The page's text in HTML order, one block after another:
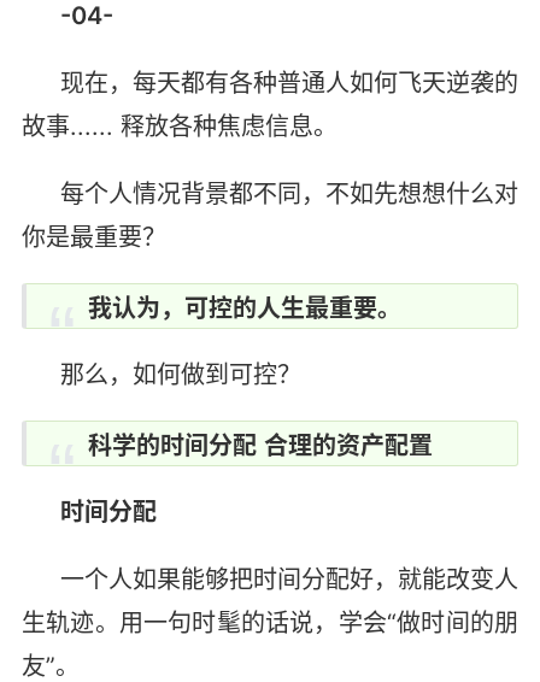
-04-
现在，每天都有各种普通人如何飞天逆袭的
故事...... 释放各种焦虑信息。
每个人情况背景都不同，不如先想想什么对
你是最重要？
我认为，可控的人生最重要。
那么，如何做到可控？
科学的时间分配 合理的资产配置
时间分配
一个人如果能够把时间分配好，就能改变人
生轨迹。用一句时髦的话说，学会“做时间的朋
友”。